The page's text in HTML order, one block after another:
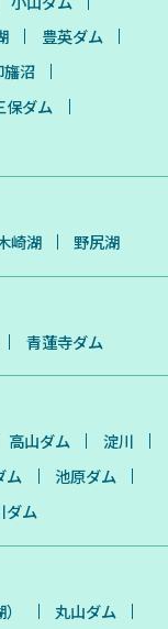
豊英ダム
旛沼
保ダム
崎湖 野尻湖
青蓮寺ダム
高山ダム
淀川
ム
池原ダム
ダム
丸山ダム